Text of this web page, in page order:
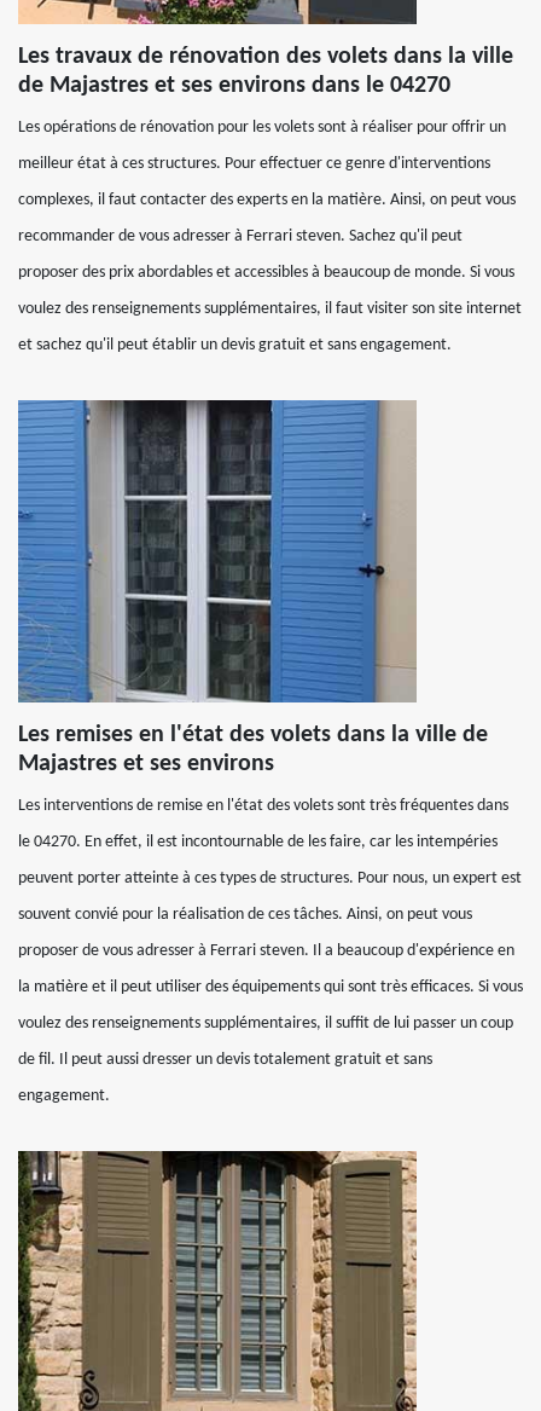
Les travaux de rénovation des volets dans la ville
de Majastres et ses environs dans le 04270
Les opérations de rénovation pour les volets sont à réaliser pour offrir un
meilleur état à ces structures. Pour effectuer ce genre d'interventions
complexes, il faut contacter des experts en la matière. Ainsi, on peut vous
recommander de vous adresser à Ferrari steven. Sachez qu'il peut
proposer des prix abordables et accessibles à beaucoup de monde. Si vous
voulez des renseignements supplémentaires, il faut visiter son site internet
et sachez qu'il peut établir un devis gratuit et sans engagement.
Les remises en l'état des volets dans la ville de
Majastres et ses environs
Les interventions de remise en l'état des volets sont très fréquentes dans
le 04270. En effet, il est incontournable de les faire, car les intempéries
peuvent porter atteinte à ces types de structures. Pour nous, un expert est
souvent convié pour la réalisation de ces tâches. Ainsi, on peut vous
proposer de vous adresser à Ferrari steven. Il a beaucoup d'expérience en
la matière et il peut utiliser des équipements qui sont très efficaces. Si vous
voulez des renseignements supplémentaires, il suffit de lui passer un coup
de fil. Il peut aussi dresser un devis totalement gratuit et sans
engagement.